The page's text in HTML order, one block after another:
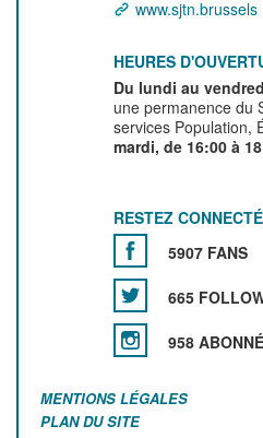
www.sjtn.brussels
HEURES
Du lundi au
une permanence du
services Population,
mardi, de 16:00 à
RESTEZ
5907 FANS
665
958
MENTIONS LÉGALES
PLAN DU SITE